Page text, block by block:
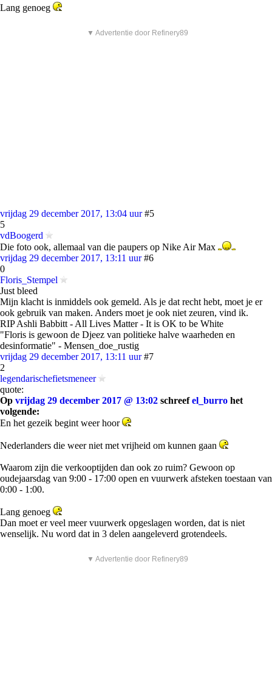
Lang genoeg
▼ Advertentie door Refinery89
vrijdag 29 december 2017, 13:04 uur #5
5
vdBoogerd
Die foto ook, allemaal van die paupers op Nike Air Max
vrijdag 29 december 2017, 13:11 uur #6
0
Floris_Stempel
Just bleed
Mijn klacht is inmiddels ook gemeld. Als je dat recht hebt, moet je er
ook gebruik van maken. Anders moet je ook niet zeuren, vind ik.
RIP Ashli Babbitt - All Lives Matter - It is OK to be White
"Floris is gewoon de Djeez van politieke halve waarheden en
desinformatie" - Mensen_doe_rustig
vrijdag 29 december 2017, 13:11 uur #7
2
legendarischefietsmeneer
quote:
Op vrijdag 29 december 2017 @ 13:02 schreefel_burro het
volgende:
En het gezeik begint weer hoor
Nederlanders die weer niet met vrijheid om kunnen gaan
Waarom zijn die verkooptijden dan ook zo ruim? Gewoon op
oudejaarsdag van 9:00 - 17:00 open en vuurwerk afsteken toestaan van
0:00 - 1:00.
Lang genoeg
Dan moet er veel meer vuurwerk opgeslagen worden, dat is niet
wenselijk. Nu word dat in 3 delen aangeleverd grotendeels.
▼ Advertentie door Refinery89